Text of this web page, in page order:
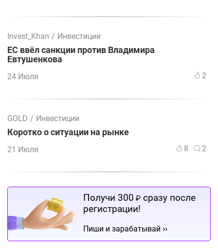
Invest_Khan / Инвестиции
ЕС ввёл санкции против Владимира
Евтушенкова
24 Июля 2
GOLD / Инвестиции
Коротко о ситуации на рынке
21 Июля 8 2
Получи 300 ₽ сразу после
регистрации!
Пиши и зарабатывай ››